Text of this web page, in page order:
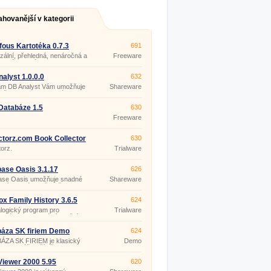
v kategorii
Kartotéka 0.7.3
přehledná, nenáročná a
kartotéka.
691
Freeware
1.0.0.0
DB Analyst Vám umožňuje
navrhnout databázi a
bez nutnosti znalosti
jazyka.
632
Shareware
1.5
630
Freeware
Book Collector
630
Trialware
Oasis 3.1.17
Oasis umožňuje snadné
databáze, přesně dle
všech osobních i firemních
na jednom místě v
626
Shareware
Family History 3.6.5
program pro
a profesionální použití.
624
Trialware
SK firiem Demo
SK FIRIEM je klasický
pre Váš počítač s
vista, Windows 7.
624
Demo
2000 5.95
620